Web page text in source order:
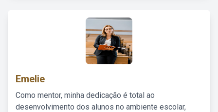
Emelie
Como mentor, minha dedicação é total ao
desenvolvimento dos alunos no ambiente escolar,